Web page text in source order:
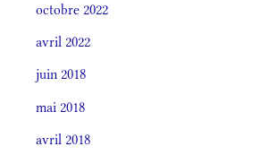
octobre 2022
avril 2022
juin 2018
mai 2018
avril 2018